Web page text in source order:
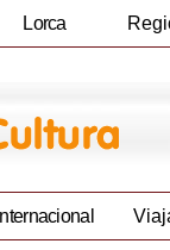
Lorca
Internacional